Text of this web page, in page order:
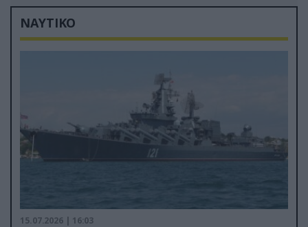
ΝΑΥΤΙΚΟ
15.07.2026 | 16:03